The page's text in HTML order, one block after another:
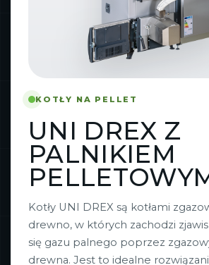
KOTŁY NA PELLET
UNI DREX Z
PALNIKIEM
Kotły UNI DREX są kotłami
drewno, w których zachodzi
się gazu palnego poprzez
drewna. Jest to idealne